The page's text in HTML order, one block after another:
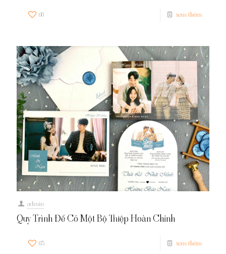
68 xem thêm
admin
Quy Trình Để Có Một Bộ Thiệp Hoàn Chỉnh
65 xem thêm